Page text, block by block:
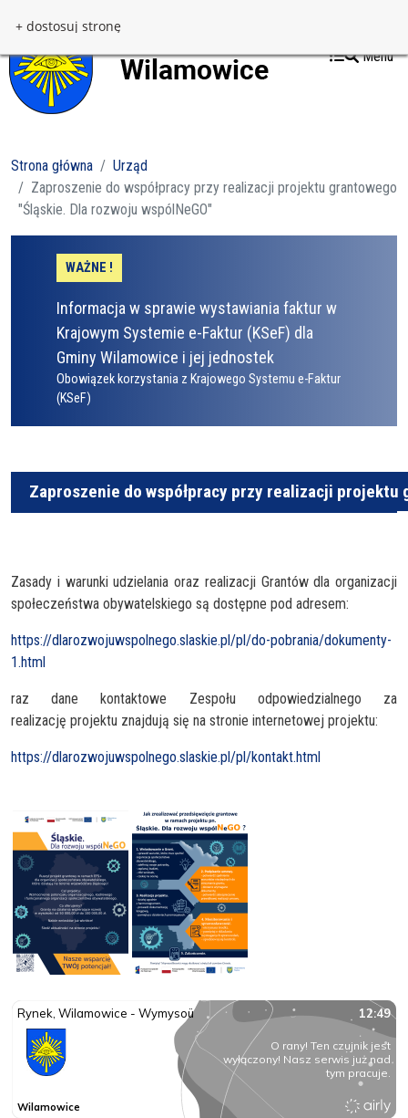
+ dostosuj stronę
Menu
Strona główna
Urząd
Zaproszenie do współpracy przy realizacji projektu grantowego
"Śląskie. Dla rozwoju wspólNeGO"
WAŻNE !
Informacja w sprawie wystawiania faktur w
Krajowym Systemie e-Faktur (KSeF) dla
Gminy Wilamowice i jej jednostek
Obowiązek korzystania z Krajowego Systemu e-Faktur
(KSeF)
Zaproszenie do współpracy przy realizacji projektu
Zasady i warunki udzielania oraz realizacji Grantów dla organizacji
społeczeństwa obywatelskiego są dostępne pod adresem:
https://dlarozwojuwspolnego.slaskie.pl/pl/do-pobrania/dokumenty-
1.html
raz dane kontaktowe Zespołu odpowiedzialnego za
realizację projektu znajdują się na stronie internetowej projektu:
https://dlarozwojuwspolnego.slaskie.pl/pl/kontakt.html